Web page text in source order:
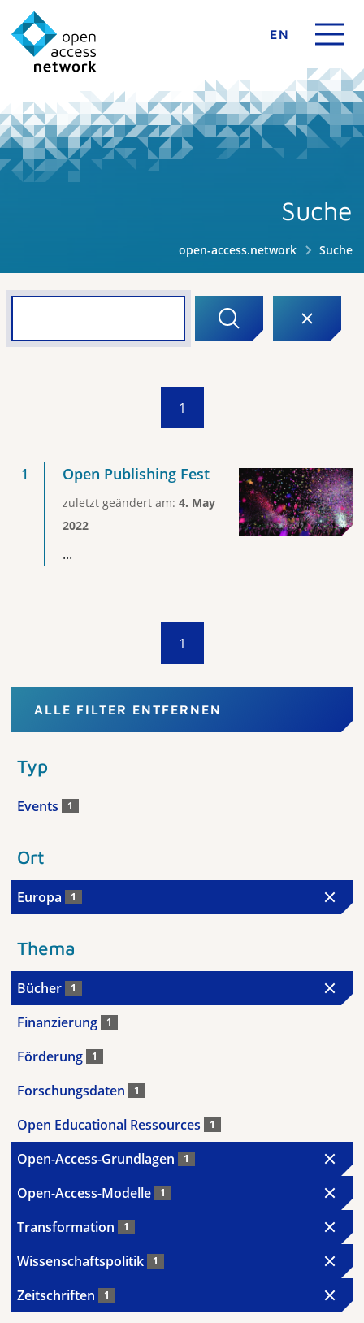
EN
Suche
open-access.network Suche
1
Open Publishing Fest
zuletzt geändert am: 4. May
2022
...
1
ALLE FILTER ENTFERNEN
Typ
Events 1
Ort
Europa 1
Thema
Bücher 1
Finanzierung 1
Förderung 1
Forschungsdaten 1
Open Educational Ressources 1
Open-Access-Grundlagen 1
Open-Access-Modelle 1
Transformation 1
Wissenschaftspolitik 1
Zeitschriften 1